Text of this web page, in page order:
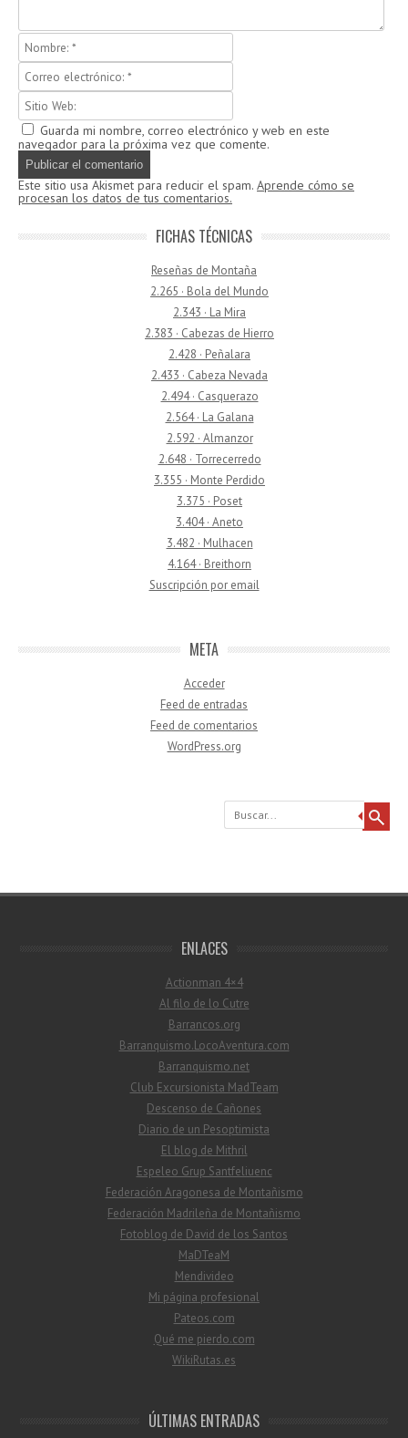
Guarda mi nombre, correo electrónico y web en este
navegador para la próxima vez que comente.
Este sitio usa Akismet para reducir el spam. Aprende cómo se
procesan los datos de tus comentarios.
FICHAS TÉCNICAS
Reseñas de Montaña
2.265 · Bola del Mundo
2.343 · La Mira
2.383 · Cabezas de Hierro
2.428 · Peñalara
2.433 · Cabeza Nevada
2.494 · Casquerazo
2.564 · La Galana
2.592 · Almanzor
2.648 · Torrecerredo
3.355 · Monte Perdido
3.375 · Poset
3.404 · Aneto
3.482 · Mulhacen
4.164 · Breithorn
Suscripción por email
META
Acceder
Feed de entradas
Feed de comentarios
WordPress.org
Buscar
ENLACES
Actionman 4×4
Al filo de lo Cutre
Barrancos.org
Barranquismo.LocoAventura.com
Barranquismo.net
Club Excursionista MadTeam
Descenso de Cañones
Diario de un Pesoptimista
El blog de Mithril
Espeleo Grup Santfeliuenc
Federación Aragonesa de Montañismo
Federación Madrileña de Montañismo
Fotoblog de David de los Santos
MaDTeaM
Mendivideo
Mi página profesional
Pateos.com
Qué me pierdo.com
WikiRutas.es
ÚLTIMAS ENTRADAS